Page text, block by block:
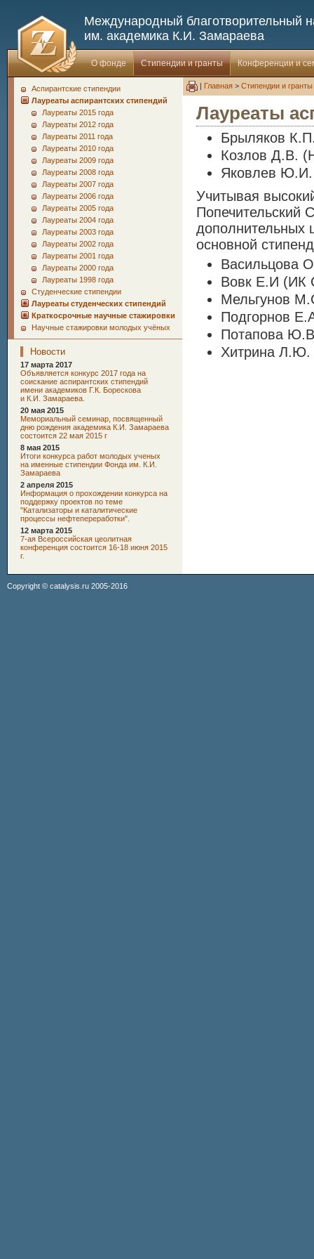
Международный благотворительный
им. академика К.И. Замараева
О фонде Стипендии и гранты Конференции и
Аспирантские стипендии
Лауреаты аспирантских стипендий
Лауреаты 2015 года
Лауреаты 2012 года
Лауреаты 2011 года
Лауреаты 2010 года
Лауреаты 2009 года
Лауреаты 2008 года
Лауреаты 2007 года
Лауреаты 2006 года
Лауреаты 2005 года
Лауреаты 2004 года
Лауреаты 2003 года
Лауреаты 2002 года
Лауреаты 2001 года
Лауреаты 2000 года
Лауреаты 1998 года
Студенческие стипендии
Лауреаты студенческих стипендий
Краткосрочные научные стажировки
Научные стажировки молодых учёных
Новости
17 марта 2017
Oбъявляется конкурс 2017 года на
соискание аспирантских стипендий
имени академиков Г.К. Борескова
и К.И. Замараева.
20 мая 2015
Мемориальный семинар, посвященный
дню рождения академика К.И. Замараева
состоится 22 мая 2015 г
8 мая 2015
Итоги конкурса работ молодых ученых
на именные стипендии Фонда им. К.И.
Замараева
2 апреля 2015
Информация о прохождении конкурса на
поддержку проектов по теме
"Катализаторы и каталитические
процессы нефтепереработки".
12 марта 2015
7-ая Всероссийская цеолитная
конференция состоится 16-18 июня 2015
г.
| Главная > Стипендии и гранты
Лауреаты
Брыляков
Козлов Д.В.
Яковлев
Учитывая
Попечительский
дополнительных
основной
Васильцова
Вовк Е.И (ИК
Мельгунов
Подгорнов
Потапова
Хитрина
Copyright © catalysis.ru 2005-2016